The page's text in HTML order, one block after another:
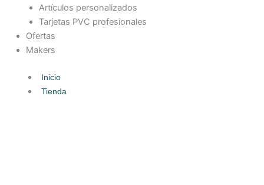
Artículos personalizados
Tarjetas PVC profesionales
Ofertas
Makers
Inicio
Tienda